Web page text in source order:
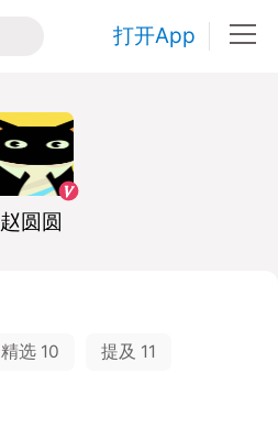
打开App
赵圆圆
精选 10 提及 11